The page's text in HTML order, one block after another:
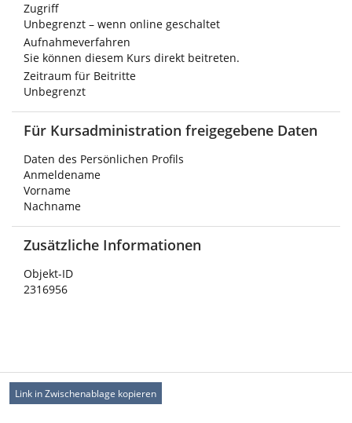
Zugriff
Unbegrenzt – wenn online geschaltet
Aufnahmeverfahren
Sie können diesem Kurs direkt beitreten.
Zeitraum für Beitritte
Unbegrenzt
Für Kursadministration freigegebene Daten
Daten des Persönlichen Profils
Anmeldename
Vorname
Nachname
Zusätzliche Informationen
Objekt-ID
2316956
Link in Zwischenablage kopieren